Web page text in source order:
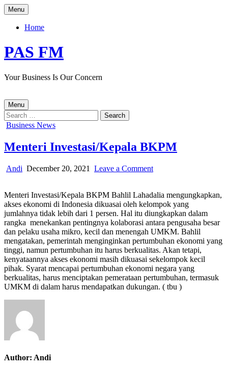
Skip
to
content
Menu
Home
PAS FM
Your Business Is Our Concern
Menu
Search
for:
Posted
Business News
Menteri Investasi/Kepala BKPM
Author:
Andi Published
December 20, 2021 Leave a Commenton
BKPM
Menteri Investasi/Kepala BKPM Bahlil Lahadalia mengungkapkan,
akses ekonomi di Indonesia dikuasai oleh kelompok yang
jumlahnya tidak lebih dari 1 persen. Hal itu diungkapkan dalam
rangka menekankan pentingnya kolaborasi antara pengusaha besar
dan pelaku usaha mikro, kecil dan menengah UMKM. Bahlil
mengatakan, pemerintah menginginkan pertumbuhan ekonomi yang
tinggi, namun pertumbuhan itu harus berkualitas. Akan tetapi,
kenyataannya akses ekonomi masih dikuasai sekelompok kecil
pihak. Syarat mencapai pertumbuhan ekonomi negara yang
berkualitas, harus menciptakan pemerataan pertumbuhan, termasuk
UMKM di dalam harus mendapatkan dukungan. ( tbu )
Author: Andi